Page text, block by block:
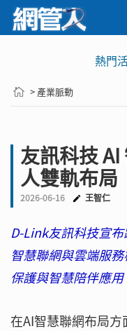
熱門
> 產業脈動
友訊科技
人雙軌布局
2026-06-16 王智仁
D-Link友訊科技宣
智慧聯網與雲端服
保護與智慧陪伴應
在AI智慧聯網布局